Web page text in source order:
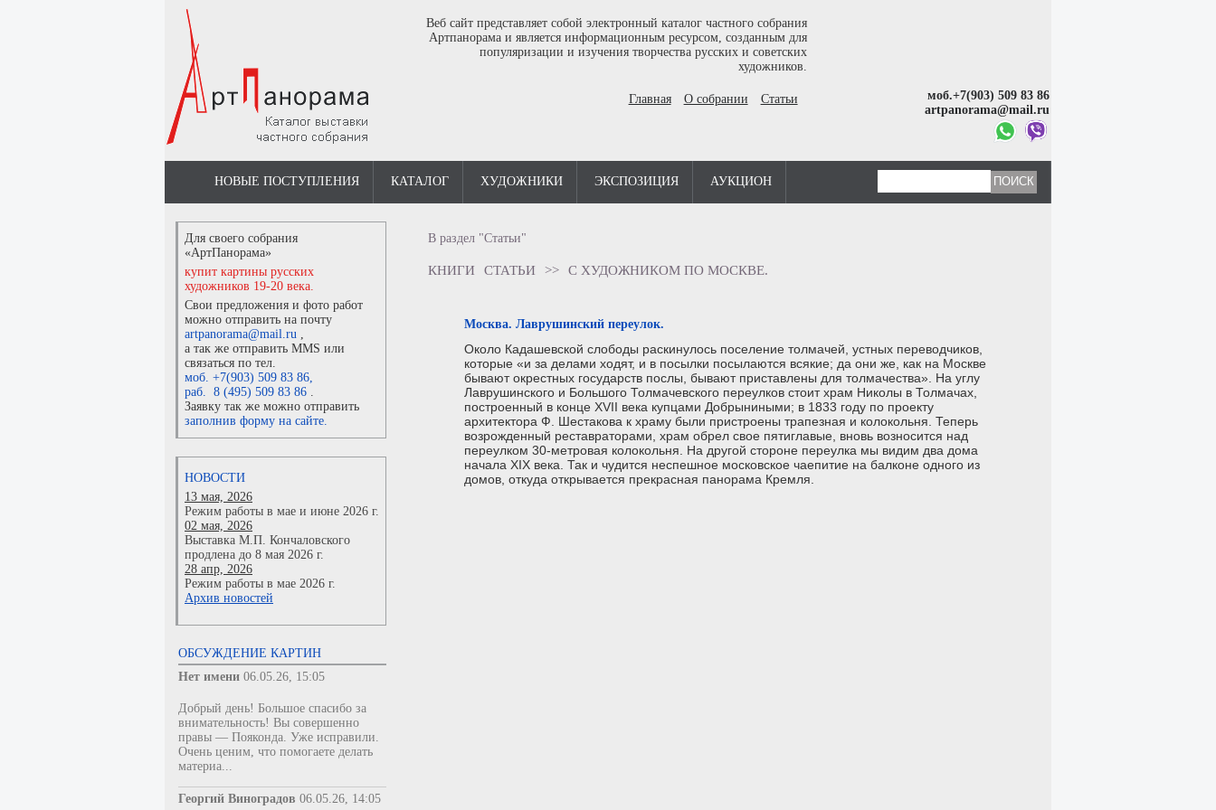
Веб сайт представляет собой электронный каталог частного собрания
Артпанорама и является информационным ресурсом, созданным для
популяризации и изучения творчества русских и советских
художников.
Главная О собрании Статьи
моб.+7(903) 509 83 86
artpanorama@mail.ru
НОВЫЕ ПОСТУПЛЕНИЯ КАТАЛОГ ХУДОЖНИКИ ЭКСПОЗИЦИЯ АУКЦИОН
Для своего собрания
«АртПанорама»
купит картины русских
художников 19-20 века.
Свои предложения и фото работ
можно отправить на почту
artpanorama@mail.ru ,
а так же отправить MMS или
связаться по тел.
моб. +7(903) 509 83 86,
раб. 8 (495) 509 83 86 .
Заявку так же можно отправить
заполнив форму на сайте.
НОВОСТИ
13 мая, 2026
Режим работы в мае и июне 2026 г.
02 мая, 2026
Выставка М.П. Кончаловского
продлена до 8 мая 2026 г.
28 апр, 2026
Режим работы в мае 2026 г.
Архив новостей
ОБСУЖДЕНИЕ КАРТИН
Нет имени 06.05.26, 15:05
Добрый день! Большое спасибо за
внимательность! Вы совершенно
правы — Пояконда. Уже исправили.
Очень ценим, что помогаете делать
материа...
Георгий Виноградов 06.05.26, 14:05
В раздел "Статьи"
КНИГИ СТАТЬИ >> С ХУДОЖНИКОМ ПО МОСКВЕ.
Москва. Лаврушинский переулок.
Около Кадашевской слободы раскинулось поселение толмачей, устных переводчиков,
которые «и за делами ходят, и в посылки посылаются всякие; да они же, как на Москве
бывают окрестных государств послы, бывают приставлены для толмачества». На углу
Лаврушинского и Большого Толмачевского переулков стоит храм Николы в Толмачах,
построенный в конце ХVII века купцами Добрыниными; в 1833 году по проекту
архитектора Ф. Шестакова к храму были пристроены трапезная и колокольня. Теперь
возрожденный реставраторами, храм обрел свое пятиглавые, вновь возносится над
переулком 30-метровая колокольня. На другой стороне переулка мы видим два дома
начала ХIХ века. Так и чудится неспешное московское чаепитие на балконе одного из
домов, откуда открывается прекрасная панорама Кремля.